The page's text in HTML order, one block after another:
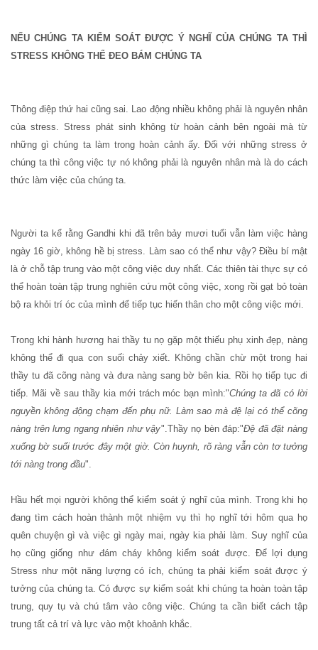
NẾU CHÚNG TA KIỂM SOÁT ĐƯỢC Ý NGHĨ CỦA CHÚNG TA THÌ
STRESS KHÔNG THỂ ĐEO BÁM CHÚNG TA
Thông điệp thứ hai cũng sai. Lao động nhiều không phải là nguyên nhân
của stress. Stress phát sinh không từ hoàn cảnh bên ngoài mà từ
những gì chúng ta làm trong hoàn cảnh ấy. Đối với những stress ở
chúng ta thì công việc tự nó không phải là nguyên nhân mà là do cách
thức làm việc của chúng ta.
Người ta kể rằng Gandhi khi đã trên bảy mươi tuổi vẫn làm việc hàng
ngày 16 giờ, không hề bị stress. Làm sao có thể như vậy? Điều bí mật
là ở chỗ tập trung vào một công việc duy nhất. Các thiên tài thực sự có
thể hoàn toàn tập trung nghiên cứu một công việc, xong rồi gạt bỏ toàn
bộ ra khỏi trí óc của mình để tiếp tục hiến thân cho một công việc mới.
Trong khi hành hương hai thầy tu nọ gặp một thiếu phụ xinh đẹp, nàng
không thể đi qua con suối chảy xiết. Không chần chừ một trong hai
thầy tu đã cõng nàng và đưa nàng sang bờ bên kia. Rồi họ tiếp tục đi
tiếp. Mãi về sau thầy kia mới trách móc bạn mình:"Chúng ta đã có lời
nguyền không động chạm đến phụ nữ. Làm sao mà đệ lại có thể cõng
nàng trên lưng ngang nhiên như vậy".Thầy nọ bèn đáp:"Đệ đã đặt nàng
xuống bờ suối trước đây một giờ. Còn huynh, rõ ràng vẫn còn tơ tưởng
tới nàng trong đầu".
Hầu hết mọi người không thể kiểm soát ý nghĩ của mình. Trong khi họ
đang tìm cách hoàn thành một nhiệm vụ thì họ nghĩ tới hôm qua họ
quên chuyện gì và việc gì ngày mai, ngày kia phải làm. Suy nghĩ của
họ cũng giống như đám cháy không kiểm soát được. Để lợi dụng
Stress như một năng lượng có ích, chúng ta phải kiểm soát được ý
tưởng của chúng ta. Có được sự kiểm soát khi chúng ta hoàn toàn tập
trung, quy tụ và chú tâm vào công việc. Chúng ta cần biết cách tập
trung tất cả trí và lực vào một khoảnh khắc.